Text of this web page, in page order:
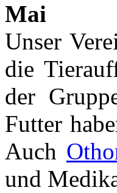
Mai
Unser
die
der
Futter
Auch
und